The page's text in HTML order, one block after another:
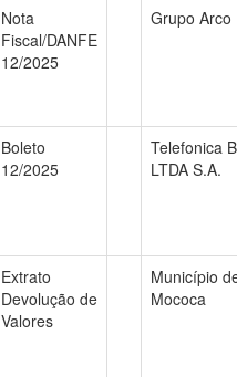
Nota
Fiscal/DANFE
12/2025
Grupo Arco
Boleto
12/2025
Telefonica
LTDA S.A.
Extrato
Devolução de
Valores
Município
Mococa